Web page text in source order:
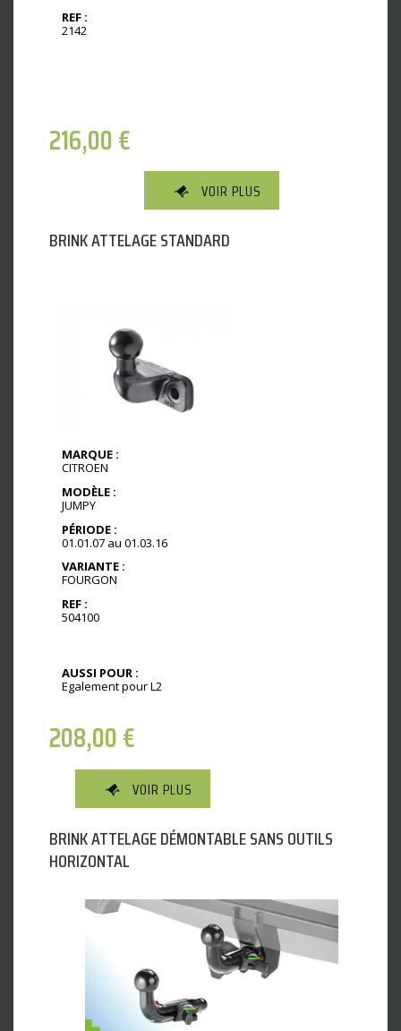
REF :
2142
216,00€
VOIR PLUS
BRINK ATTELAGE STANDARD
MARQUE :
CITROEN
MODÈLE :
JUMPY
PÉRIODE :
01.01.07 au 01.03.16
VARIANTE :
FOURGON
REF :
504100
AUSSI POUR :
Egalement pour L2
208,00€
VOIR PLUS
BRINK ATTELAGE DÉMONTABLE SANS OUTILS
HORIZONTAL